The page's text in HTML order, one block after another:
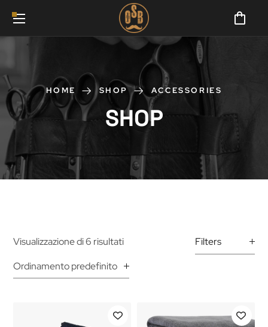
HOME SHOP ACCESSORIES
SHOP
Visualizzazione di 6 risultati Filters